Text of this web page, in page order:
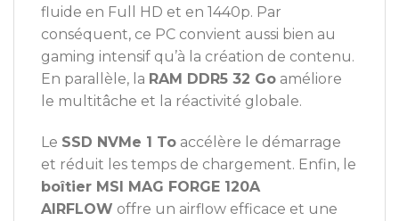
fluide en Full HD et en 1440p. Par
conséquent, ce PC convient aussi bien au
gaming intensif qu’à la création de contenu.
En parallèle, la RAM DDR5 32 Go améliore
le multitâche et la réactivité globale.
Le SSD NVMe 1 To accélère le démarrage
et réduit les temps de chargement. Enfin, le
boîtier MSI MAG FORGE 120A
AIRFLOW offre un airflow efficace et une